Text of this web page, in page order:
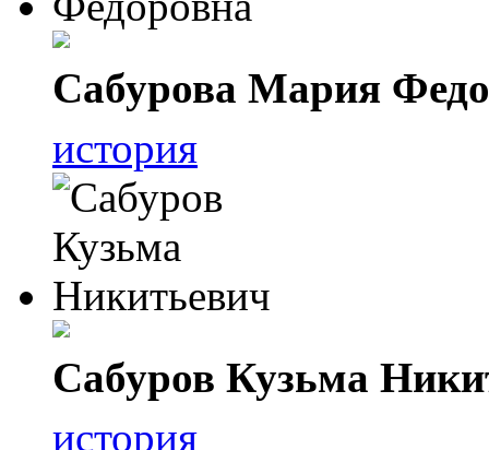
Сабурова Мария
история
Сабуров Кузьма
история